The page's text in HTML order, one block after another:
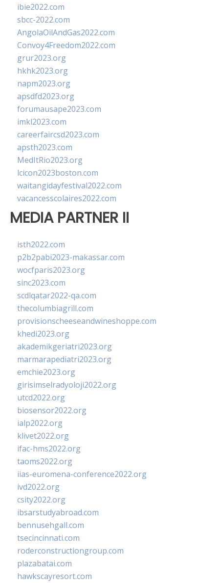
ibie2022.com
sbcc-2022.com
AngolaOilAndGas2022.com
Convoy4Freedom2022.com
grur2023.org
hkhk2023.org
napm2023.org
apsdfd2023.org
forumausape2023.com
imkl2023.com
careerfaircsd2023.com
apsth2023.com
MedItRio2023.org
lcicon2023boston.com
waitangidayfestival2022.com
vacancesscolaires2022.com
MEDIA PARTNER II
isth2022.com
p2b2pabi2023-makassar.com
wocfparis2023.org
sinc2023.com
scdlqatar2022-qa.com
thecolumbiagrill.com
provisionscheeseandwineshoppe.com
khedi2023.org
akademikgeriatri2023.org
marmarapediatri2023.org
emchie2023.org
girisimselradyoloji2022.org
utcd2022.org
biosensor2022.org
ialp2022.org
klivet2022.org
ifac-hms2022.org
taoms2022.org
iias-euromena-conference2022.org
ivd2022.org
csity2022.org
ibsarstudyabroad.com
bennusehgall.com
tsecincinnati.com
roderconstructiongroup.com
plazabatai.com
hawkscayresort.com